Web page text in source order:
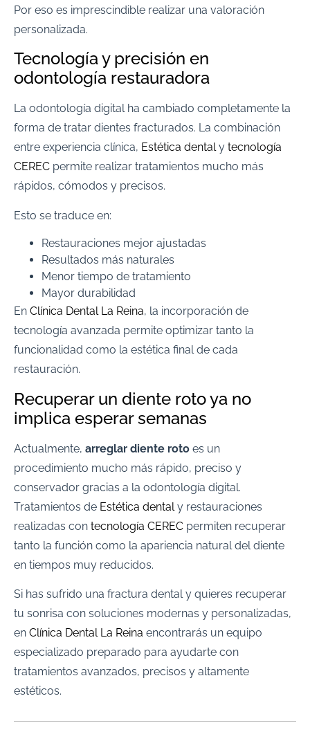
Por eso es imprescindible realizar una valoración
personalizada.
Tecnología y precisión en
odontología restauradora
La odontología digital ha cambiado completamente la
forma de tratar dientes fracturados. La combinación
entre experiencia clínica, Estética dentaly tecnología
CEREC permite realizar tratamientos mucho más
rápidos, cómodos y precisos.
Esto se traduce en:
Restauraciones mejor ajustadas
Resultados más naturales
Menor tiempo de tratamiento
Mayor durabilidad
En Clínica Dental La Reina, la incorporación de
tecnología avanzada permite optimizar tanto la
funcionalidad como la estética final de cada
restauración.
Recuperar un diente roto ya no
implica esperar semanas
Actualmente, arreglar diente roto es un
procedimiento mucho más rápido, preciso y
conservador gracias a la odontología digital.
Tratamientos de Estética dental y restauraciones
realizadas con tecnología CEREC permiten recuperar
tanto la función como la apariencia natural del diente
en tiempos muy reducidos.
Si has sufrido una fractura dental y quieres recuperar
tu sonrisa con soluciones modernas y personalizadas,
en Clínica Dental La Reina encontrarás un equipo
especializado preparado para ayudarte con
tratamientos avanzados, precisos y altamente
estéticos.